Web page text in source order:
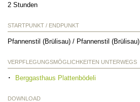
2 Stunden
STARTPUNKT / ENDPUNKT
Pfannenstil (Brülisau) / Pfannenstil (Brülisau)
VERPFLEGUNGSMÖGLICHKEITEN UNTERWEGS
Berggasthaus Plattenbödeli
DOWNLOAD